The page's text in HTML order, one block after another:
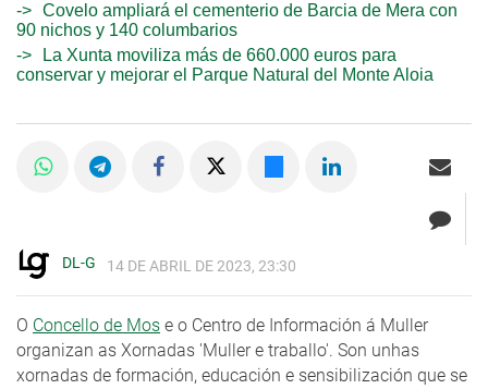
Covelo ampliará el cementerio de Barcia de Mera con
90 nichos y 140 columbarios
La Xunta moviliza más de 660.000 euros para
conservar y mejorar el Parque Natural del Monte Aloia
DL-G 14 DE ABRIL DE 2023, 23:30
O Concello de Mos e o Centro de Información á Muller
organizan as Xornadas 'Muller e traballo'. Son unhas
xornadas de formación, educación e sensibilización que se